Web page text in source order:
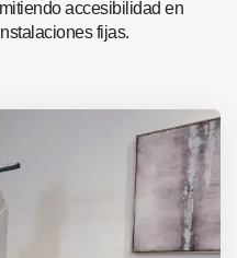
accesibilidad en
fijas.